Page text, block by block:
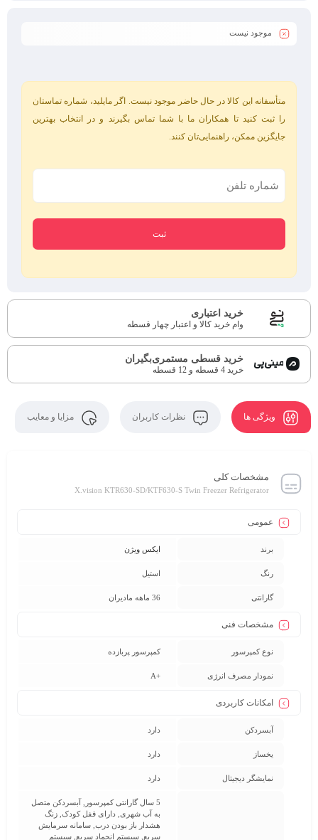
موجود نیست
متأسفانه این کالا در حال حاضر موجود نیست. اگر مایلید، شماره تماستان
را ثبت کنید تا همکاران ما با شما تماس بگیرند و در انتخاب بهترین
جایگزین ممکن، راهنمایی‌تان کنند.
خرید اعتباری
وام خرید کالا و اعتبار چهار قسطه
خرید قسطی مستمری‌بگیران
خرید 4 قسطه و 12 قسطه
ویژگی ها نظرات کاربران مزایا و معایب
مشخصات کلی
X.vision KTR630-SD/KTF630-S Twin Freezer Refrigerator
عمومی
برند ایکس ویژن
رنگ استیل
گارانتی 36 ماهه مادیران
مشخصات فنی
نوع کمپرسور کمپرسور پربازده
نمودار مصرف انرژی +A
امکانات کاربردی
آبسردکن دارد
یخساز دارد
نمایشگر دیجیتال دارد
5 سال گارانتی کمپرسور, آبسردکن متصل
به آب شهری, دارای قفل کودک, زنگ
هشدار باز بودن درب, سامانه سرمایش
سریع, سیستم انجماد سریع, سیستم